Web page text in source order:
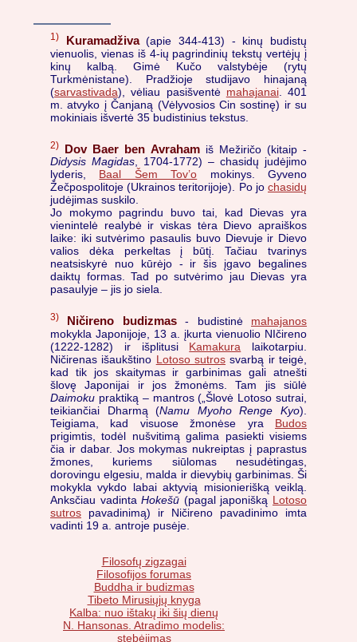
1) Kuramadživa(apie 344-413) - kinų budistų
vienuolis, vienas iš 4-ių pagrindinių tekstų vertėjų į
kinų kalbą. Gimė Kučo valstybėje (rytų
Turkmėnistane). Pradžioje studijavo hinajaną
(sarvastivada), vėliau pasišventė mahajanai. 401
m. atvyko į Čanjaną (Vėlyvosios Cin sostinę) ir su
mokiniais išvertė 35 budistinius tekstus.
2) Dov Baer ben Avrahamiš Mežiričo (kitaip -
Didysis Magidas , 1704-1772) – chasidų judėjimo
lyderis, Baal Šem Tov’o mokinys. Gyveno
Žečpospolitoje (Ukrainos teritorijoje). Po jo chasidų
judėjimas suskilo.
Jo mokymo pagrindu buvo tai, kad Dievas yra
vienintelė realybė ir viskas tėra Dievo apraiškos
laike: iki sutvėrimo pasaulis buvo Dievuje ir Dievo
valios dėka perkeltas į būtį. Tačiau tvarinys
neatsiskyrė nuo kūrėjo - ir šis įgavo begalines
daiktų formas. Tad po sutvėrimo jau Dievas yra
pasaulyje – jis jo siela.
3) Ničireno budizmas- budistinė mahajanos
mokykla Japonijoje, 13 a. įkurta vienuolio NIčireno
(1222-1282) ir išplitusi Kamakura laikotarpiu.
Ničirenas išaukštino Lotoso sutros svarbą ir teigė,
kad tik jos skaitymas ir garbinimas gali atnešti
šlovę Japonijai ir jos žmonėms. Tam jis siūlė
Daimoku praktiką – mantros („Šlovė Lotoso sutrai,
teikiančiai Dharmą (Namu Myoho Renge Kyo).
Teigiama, kad visuose žmonėse yra Budos
prigimtis, todėl nušvitimą galima pasiekti visiems
čia ir dabar. Jos mokymas nukreiptas į paprastus
žmones, kuriems siūlomas nesudėtingas,
dorovingu elgesiu, malda ir dievybių garbinimas. Ši
mokykla vykdo labai aktyvią misionierišką veiklą.
Anksčiau vadintaHokešū (pagal japonišką Lotoso
sutros pavadinimą) ir Ničireno pavadinimo imta
vadinti 19 a. antroje pusėje.
Filosofų zigzagai
Filosofijos forumas
Buddha ir budizmas
Tibeto Mirusiųjų knyga
Kalba: nuo ištakų iki šių dienų
N. Hansonas. Atradimo modelis:
stebėjimas